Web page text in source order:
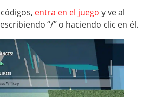
entra en el juego y ve al
“/” o haciendo clic en él.